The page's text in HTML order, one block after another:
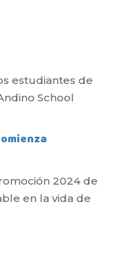
estudiantes de
School
2024 de
en la vida de